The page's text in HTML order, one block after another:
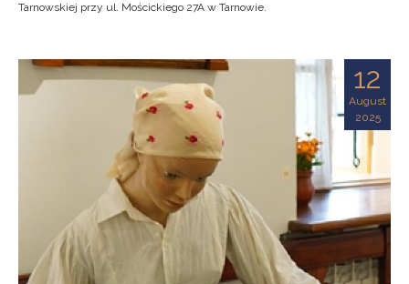
Tarnowskiej przy ul. Mościckiego 27A w Tarnowie.
12
August
2025